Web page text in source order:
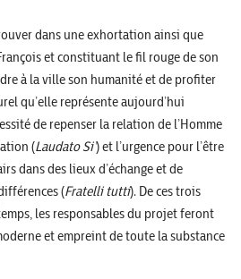
dans une exhortation ainsi que
et constituant le fil rouge de son
à la ville son humanité et de profiter
qu’elle représente aujourd’hui
de repenser la relation de l’Homme
(Laudato Si’) et l’urgence pour l’être
dans des lieux d’échange et de
(Fratelli tutti). De ces trois
les responsables du projet feront
et empreint de toute la substance